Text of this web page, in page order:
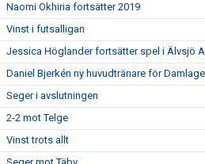
Naomi Okhiria fortsätter 2019
Vinst i futsalligan
Jessica Höglander fortsätter spel i Älvsjö
Daniel Bjerkén ny huvudtränare för
Seger i avslutningen
2-2 mot Telge
Vinst trots allt